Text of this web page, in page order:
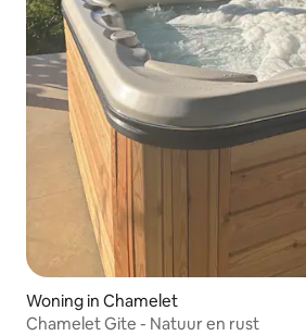
Woning in Chamelet
Chamelet Gite - Natuur en rust